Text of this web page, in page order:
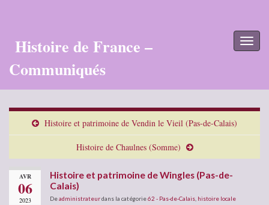
Histoire de France –
Communiqués
Histoire et patrimoine de Vendin le Vieil (Pas-de-Calais)
Histoire de Chaulnes (Somme)
AVR
06
2023
Histoire et patrimoine de Wingles (Pas-de-
Calais)
Deadministrateurdans la catégorie62 - Pas-de-Calais histoire locale